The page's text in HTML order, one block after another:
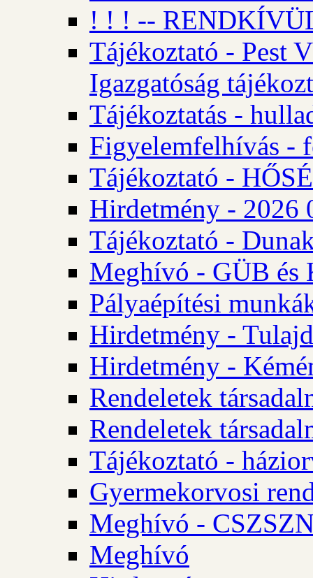
! ! ! --
Tájékoztató - Pest
Igazgatóság
Tájékoztatás -
Figyelemfelhívás -
Tájékoztató -
Hirdetmény - 2026
Tájékoztató -
Meghívó - GÜB és
Pályaépítési
Hirdetmény -
Hirdetmény -
Rendeletek
Rendeletek
Tájékoztató -
Gyermekorvosi
Meghívó -
Meghívó